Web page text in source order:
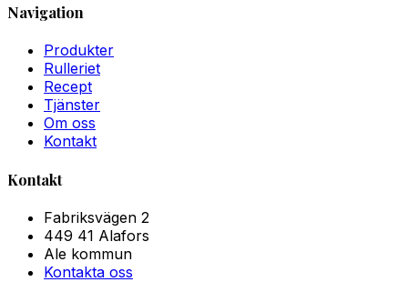
Navigation
Produkter
Rulleriet
Recept
Tjänster
Om oss
Kontakt
Kontakt
Fabriksvägen 2
449 41 Alafors
Ale kommun
Kontakta oss